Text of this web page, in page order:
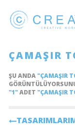
ÇAMAŞIR
ŞU ANDA"ÇAMAŞIR
"1"ADET "ÇAMAŞIR